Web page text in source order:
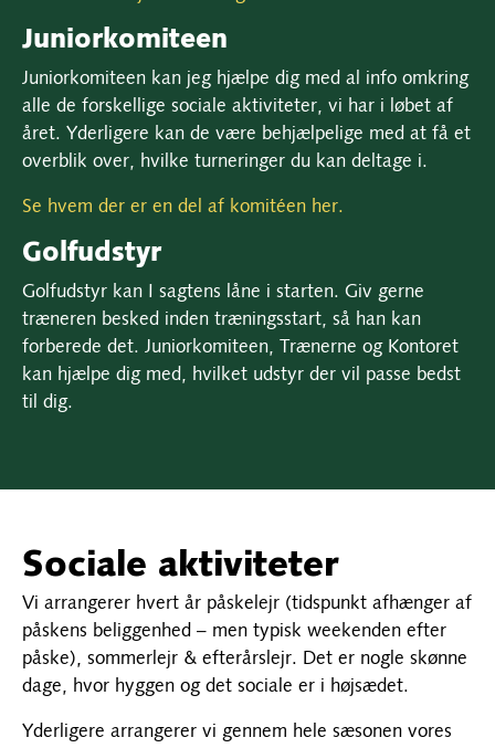
Juniorkomiteen
Juniorkomiteen kan jeg hjælpe dig med al info omkring
alle de forskellige sociale aktiviteter, vi har i løbet af
året. Yderligere kan de være behjælpelige med at få et
overblik over, hvilke turneringer du kan deltage i.
Se hvem der er en del af komitéen her.
Golfudstyr
Golfudstyr kan I sagtens låne i starten. Giv gerne
træneren besked inden træningsstart, så han kan
forberede det. Juniorkomiteen, Trænerne og Kontoret
kan hjælpe dig med, hvilket udstyr der vil passe bedst
til dig.
Sociale aktiviteter
Vi arrangerer hvert år påskelejr (tidspunkt afhænger af
påskens beliggenhed – men typisk weekenden efter
påske), sommerlejr & efterårslejr. Det er nogle skønne
dage, hvor hyggen og det sociale er i højsædet.
Yderligere arrangerer vi gennem hele sæsonen vores